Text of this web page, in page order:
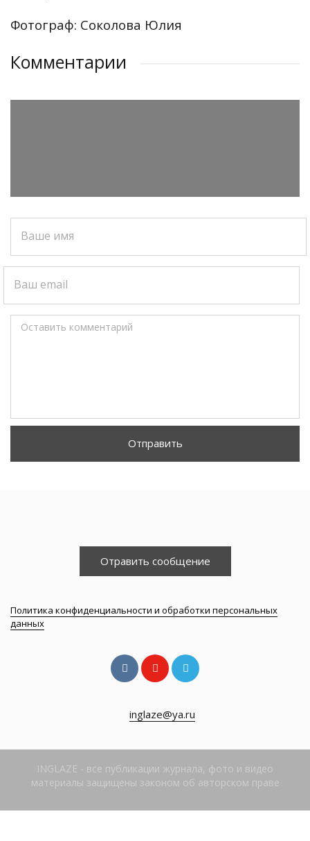
Фотограф: Соколова Юлия
Комментарии
Ваше имя
Ваш email
Оставить комментарий
Отправить
Отравить сообщение
Политика конфиденциальности и обработки персональных
данных
inglaze@ya.ru
INGLAZE - все публикации журнала, фото и видео
материалы защищены законом об авторском праве